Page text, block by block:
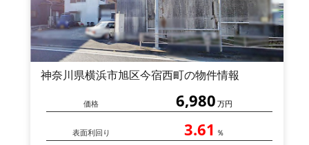
神奈川県横浜市旭区今宿西町の物件情報
価格 6,980 万円
表面利回り 3.61 ％